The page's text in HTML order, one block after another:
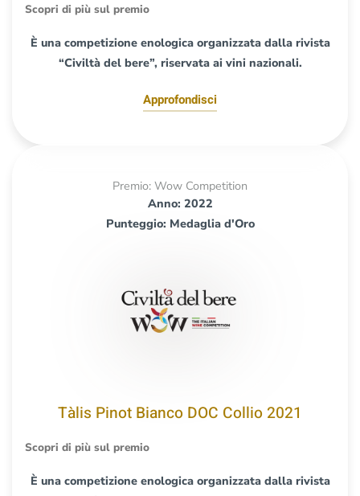
Scopri di più sul premio
È una competizione enologica organizzata dalla rivista
“Civiltà del bere”, riservata ai vini nazionali.
Approfondisci
Premio: Wow Competition
Anno: 2022
Punteggio: Medaglia d'Oro
Tàlis Pinot Bianco DOC Collio 2021
Scopri di più sul premio
È una competizione enologica organizzata dalla rivista